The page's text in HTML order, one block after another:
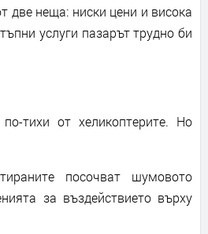
две неща: ниски цени и висока
услуги пазарът трудно би
тихи от хеликоптерите. Но
посочват шумовото
за въздействието върху